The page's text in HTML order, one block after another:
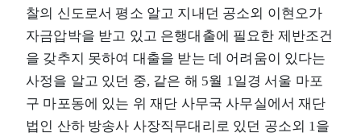
찰의 신도로서 평소 알고 지내던 공소외 이현오가
자금압박을 받고 있고 은행대출에 필요한 제반조건
을 갖추지 못하여 대출을 받는 데 어려움이 있다는
사정을 알고 있던 중, 같은 해 5월 1일경 서울 마포
구 마포동에 있는 위 재단 사무국 사무실에서 재단
법인 산하 방송사 사장직무대리로 있던 공소외 1을